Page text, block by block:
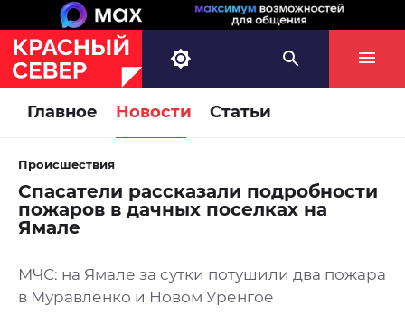
Главное Новости Статьи
Происшествия
Спасатели рассказали подробности
пожаров в дачных поселках на
Ямале
МЧС: на Ямале за сутки потушили два пожара
в Муравленко и Новом Уренгое